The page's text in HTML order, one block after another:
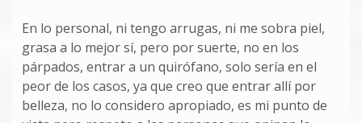
En lo personal, ni tengo arrugas, ni me sobra piel,
grasa a lo mejor sí, pero por suerte, no en los
párpados, entrar a un quirófano, solo sería en el
peor de los casos, ya que creo que entrar allí por
belleza, no lo considero apropiado, es mi punto de